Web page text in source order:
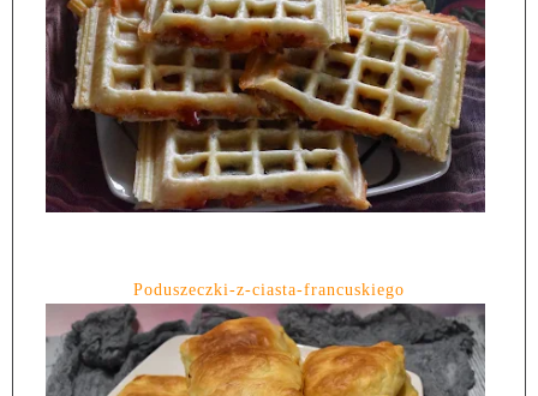
Poduszeczki-z-ciasta-francuskiego